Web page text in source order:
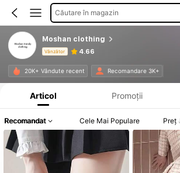
Căutare în magazin
Moshan clothing
Vânzător 4.66
20K+ Vândute recent Recomandare 3K+
Informații despre produs: Divulgarea prețului, detalii
Articol Promoții
Recomandat Cele Mai Populare Preț